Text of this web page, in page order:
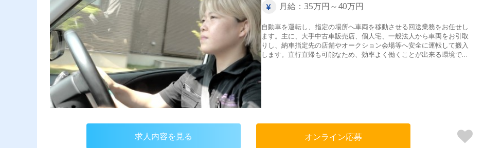
月給：35万円～40万円
自動車を運転し、指定の場所へ車両を移動させる回送業務をお任せし
ます。主に、大手中古車販売店、個人宅、一般法人から車両をお引取
りし、納車指定先の店舗やオークション会場等へ安全に運転して搬入
します。直行直帰も可能なため、効率よく働くことが出来る環境で
す。【配送エリア】東京都を中心とした関東一円【件数】1日に約3件
程【1日のスケジュール例】※前日のお昼頃明日の予定が着信自宅を出
発↓公共交通機関を利用して１件目の引取り先へ↓引取→指定先へ搬入
求人内容を見る オンライン応募